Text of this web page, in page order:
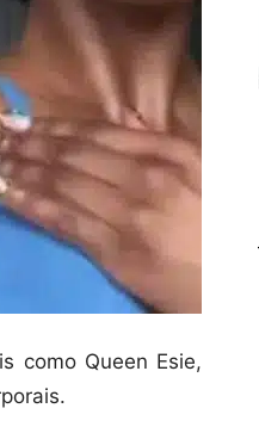
como Queen Esie,